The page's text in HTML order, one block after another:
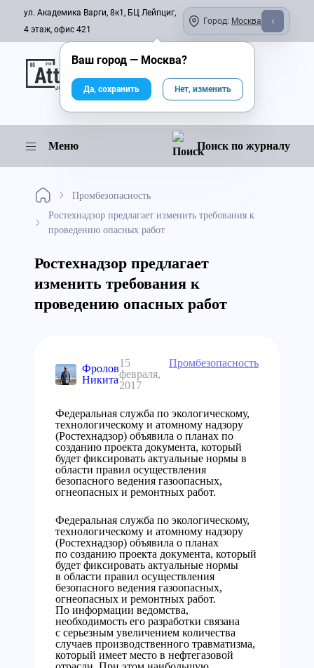
ул. Академика Варги, 8к1, БЦ Лейпциг,
4 этаж, офис 421
Город: Москва
Онлайн-журнал
Меню Поиск по журналу
Промбезопасность
Ростехнадзор предлагает изменить требования к
проведению опасных работ
Ростехнадзор предлагает
изменить требования к
проведению опасных работ
Фролов
Никита
15
февраля,
2017
Промбезопасность
Федеральная служба по экологическому,
технологическому и атомному надзору
(Ростехнадзор) объявила о планах по
созданию проекта документа, который
будет фиксировать актуальные нормы в
области правил осуществления
безопасного ведения газоопасных,
огнеопасных и ремонтных работ.
Федеральная служба по экологическому,
технологическому и атомному надзору
(Ростехнадзор) объявила о планах
по созданию проекта документа, который
будет фиксировать актуальные нормы
в области правил осуществления
безопасного ведения газоопасных,
огнеопасных и ремонтных работ.
По информации ведомства,
необходимость его разработки связана
с серьезным увеличением количества
случаев производственного травматизма,
который имеет место в нефтегазовой
Ваш город — Москва?
Да, сохранить Нет, изменить